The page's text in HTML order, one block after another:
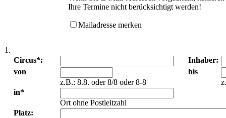
Ihre Termine nicht berücksichtigt werden!
Mailadresse merken
1.
Circus*:
Inhaber:
von
z.B.: 8.8. oder 8/8 oder 8-8
bis
in*
Ort ohne Postleitzahl
Platz: